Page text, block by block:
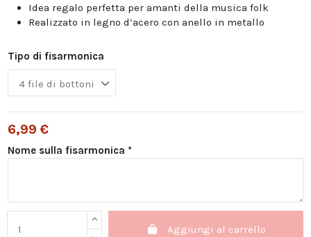
Idea regalo perfetta per amanti della musica folk
Realizzato in legno d’acero con anello in metallo
Tipo di fisarmonica
6,99 €
Nome sulla fisarmonica *
Aggiungi al carrello